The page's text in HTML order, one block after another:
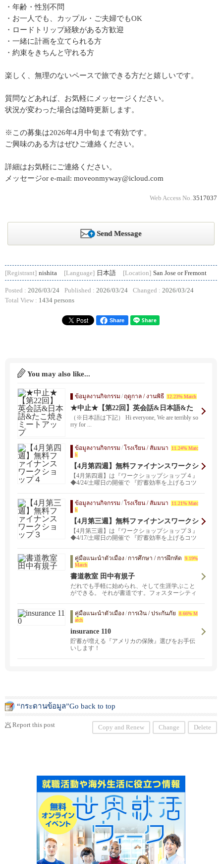
・年齢・性別不問
・お一人でも、カップル・ご夫婦でもOK
・ロードトリップ経験がある方歓迎
・一緒に計画を立てられる方
・約束をきちんと守れる方
楽しく、無理のないペースで旅できる方だと嬉しいです。
質問などあれば、お気軽にメッセージください。
状況が変わった場合は随時更新します。
※この募集は2026年4月中旬まで有効です。
ご興味のある方はぜひご連絡ください。
詳細はお気軽にご連絡ください。
メッセージor e-mail: moveonmyway@icloud.com
Web Access No. 3517037
Send Message
[Registrant] nishita [Language] 日本語 [Location] San Jose or Fremont
Posted : 2026/03/24 Published : 2026/03/24 Changed : 2026/03/24
Total View : 1434 persons
Share
You may also like...
ข้อมูลงานกิจกรรม / ฤดูกาล / งานพิธี 12.23% Match
★中止★【第22回】英会話&日本語&た
こ焼きミートアップ
（※日本語は下記） Hi everyone, We are terribly so
rry for ...
ข้อมูลงานกิจกรรม /โรงเรียน / สัมมนา
11.24% Matc
h
【4月第四週】無料ファイナンスワークシ
ョップ４
【4月第四週】は『ワークショップショップ４』
◆4/24/土曜日の開催で 『貯蓄効率を上げるコツ
ข้อมูลงานกิจกรรม /โรงเรียน / สัมมนา
11.21% Matc
h
【4月第三週】無料ファイナンスワークシ
ョップ３
【4月第三週】は『ワークショップショップ３』
◆4/17/土曜日の開催で 『貯蓄効率を上げるコツ
คู่มือแนะนำตัวเมือง / การศึกษา / การฝึกหัด
9.19%
Match
書道教室 田中有規子
だれでも手軽に始められ、そして生涯学ぶこと
ができる。 それが書道です。フォスターシティ
คู่มือแนะนำตัวเมือง / การเงิน / ประกันภัย
8.66% M
atch
insurance 110
貯蓄が増える『アメリカの保険』選びをお手伝
いします！
“กระดานข้อมูล”Go back to top
Report this post Copy and Renew Change Delete